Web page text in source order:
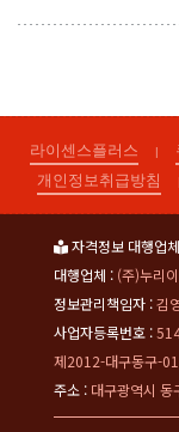
라이센스플러스 |
개인정보취급방침
자격정보 대행업체
대행업체 : (주)누리
정보관리책임자 :김
사업자등록번호 :
제2012-대구동구-
주소 : 대구광역시